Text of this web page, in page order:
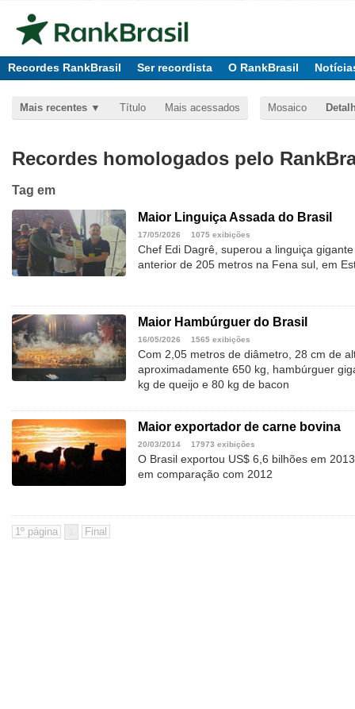
Recordes RankBrasil Ser recordista O RankBrasil
Mais recentes Título Mais acessados Mosaico
Recordes homologados pelo
Tag em
Maior Linguiça Assada do Brasil
17/05/2026 1075 exibições
Chef Edi Dagrê, superou a linguiça
anterior de 205 metros na Fena sul, em
Maior Hambúrguer do Brasil
16/05/2026 1565 exibições
Com 2,05 metros de diâmetro, 28 cm de
aproximadamente 650 kg, hambúrguer
kg de queijo e 80 kg de bacon
Maior exportador de carne bovina
20/03/2014 17973 exibições
O Brasil exportou US$ 6,6 bilhões em
em comparação com 2012